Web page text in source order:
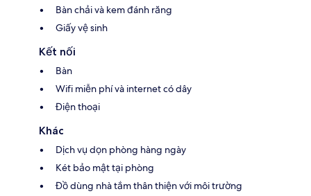
Bàn chải và kem đánh răng
Giấy vệ sinh
Kết nối
Bàn
Wifi miễn phí và internet có dây
Điện thoại
Khác
Dịch vụ dọn phòng hàng ngày
Két bảo mật tại phòng
Đồ dùng nhà tắm thân thiện với môi trường